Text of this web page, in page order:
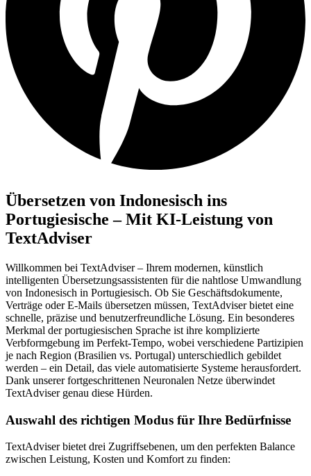
Übersetzen von Indonesisch ins
Portugiesische – Mit KI-Leistung von
TextAdviser
Willkommen bei TextAdviser – Ihrem modernen, künstlich
intelligenten Übersetzungsassistenten für die nahtlose Umwandlung
von Indonesisch in Portugiesisch. Ob Sie Geschäftsdokumente,
Verträge oder E-Mails übersetzen müssen, TextAdviser bietet eine
schnelle, präzise und benutzerfreundliche Lösung. Ein besonderes
Merkmal der portugiesischen Sprache ist ihre komplizierte
Verbformgebung im Perfekt-Tempo, wobei verschiedene Partizipien
je nach Region (Brasilien vs. Portugal) unterschiedlich gebildet
werden – ein Detail, das viele automatisierte Systeme herausfordert.
Dank unserer fortgeschrittenen Neuronalen Netze überwindet
TextAdviser genau diese Hürden.
Auswahl des richtigen Modus für Ihre Bedürfnisse
TextAdviser bietet drei Zugriffsebenen, um den perfekten Balance
zwischen Leistung, Kosten und Komfort zu finden: